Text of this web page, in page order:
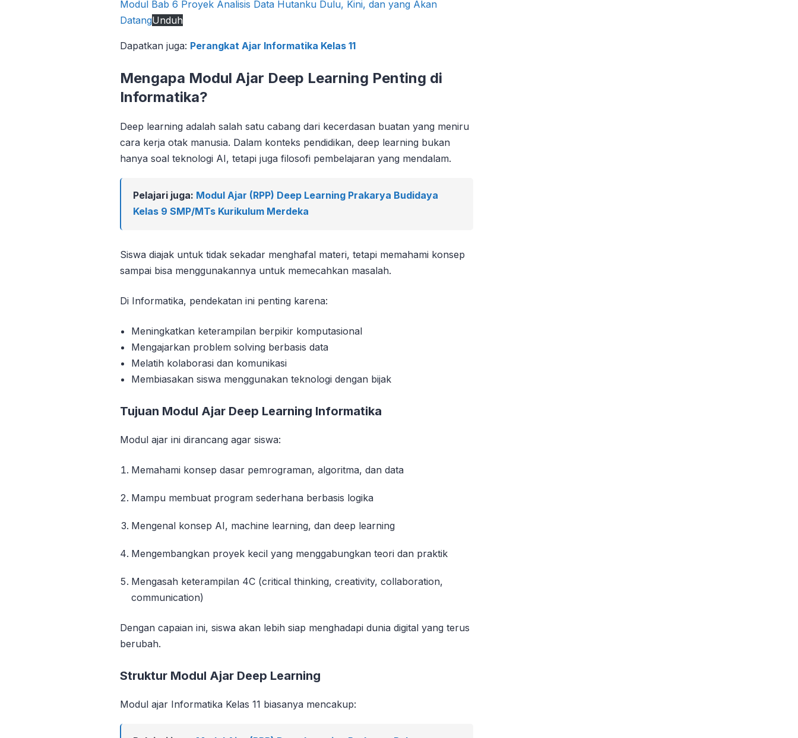
Modul Bab 6 Proyek Analisis Data Hutanku Dulu, Kini, dan yang Akan
DatangUnduh
Dapatkan juga: Perangkat Ajar Informatika Kelas 11
Mengapa Modul Ajar Deep Learning Penting di
Informatika?
Deep learning adalah salah satu cabang dari kecerdasan buatan yang meniru
cara kerja otak manusia. Dalam konteks pendidikan, deep learning bukan
hanya soal teknologi AI, tetapi juga filosofi pembelajaran yang mendalam.
Pelajari juga: Modul Ajar (RPP) Deep Learning Prakarya Budidaya
Kelas 9 SMP/MTs Kurikulum Merdeka
Siswa diajak untuk tidak sekadar menghafal materi, tetapi memahami konsep
sampai bisa menggunakannya untuk memecahkan masalah.
Di Informatika, pendekatan ini penting karena:
Meningkatkan keterampilan berpikir komputasional
Mengajarkan problem solving berbasis data
Melatih kolaborasi dan komunikasi
Membiasakan siswa menggunakan teknologi dengan bijak
Tujuan Modul Ajar Deep Learning Informatika
Modul ajar ini dirancang agar siswa:
Memahami konsep dasar pemrograman, algoritma, dan data
Mampu membuat program sederhana berbasis logika
Mengenal konsep AI, machine learning, dan deep learning
Mengembangkan proyek kecil yang menggabungkan teori dan praktik
Mengasah keterampilan 4C (critical thinking, creativity, collaboration,
communication)
Dengan capaian ini, siswa akan lebih siap menghadapi dunia digital yang terus
berubah.
Struktur Modul Ajar Deep Learning
Modul ajar Informatika Kelas 11 biasanya mencakup: